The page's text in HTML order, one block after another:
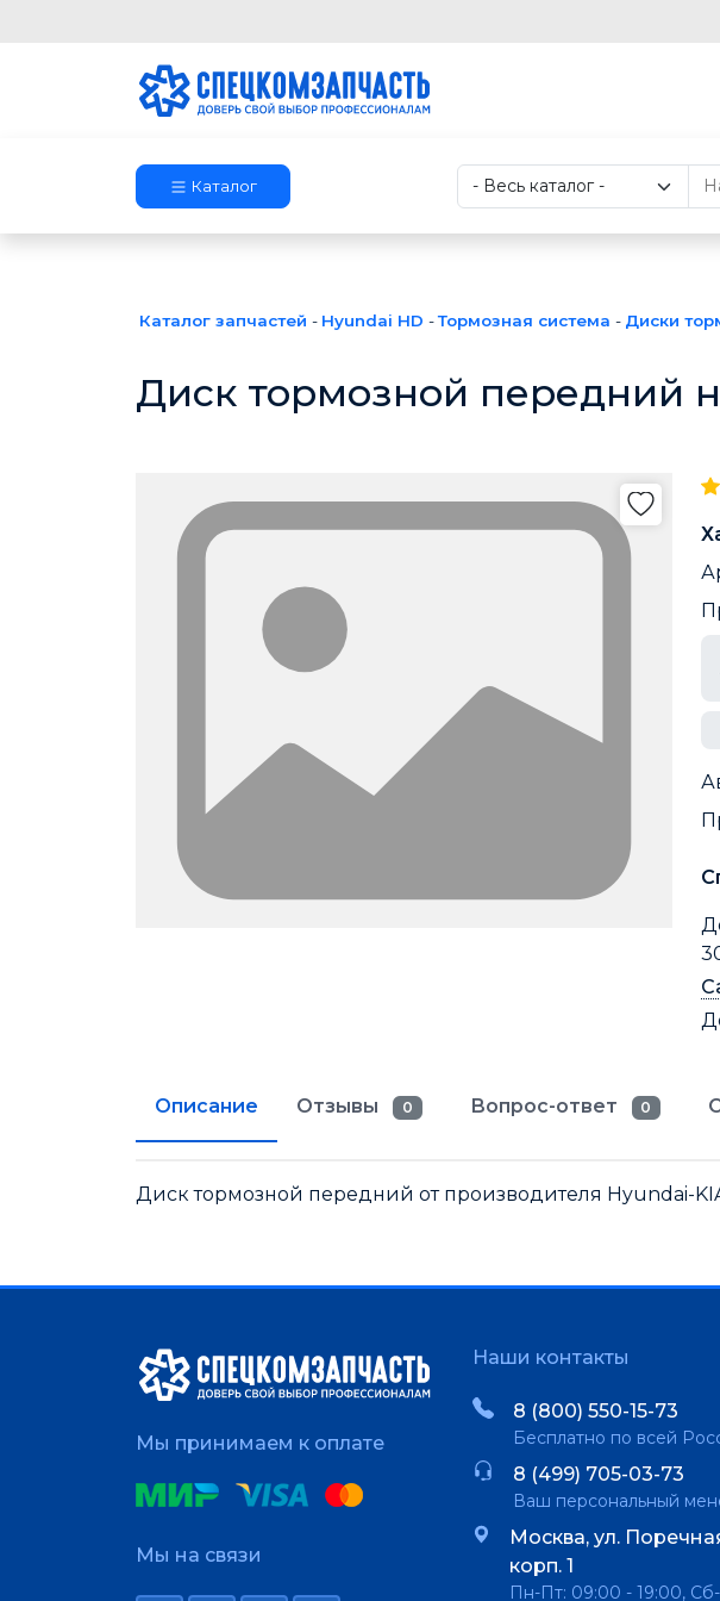
Каталог
Каталог запчастей - Hyundai HD -Тормозная система - Диски
Диск тормозной передний
Описание Отзывы 0 Вопрос-ответ 0
Диск тормозной передний от производителя Hyundai-
Мы принимаем к оплате
Мы на связи
Наши контакты
8 (800) 550-15-73
Бесплатно по всей
8 (499) 705-03-73
Ваш персональный
Москва, ул.
корп. 1
Пн-Пт: 09:00 - 19:00,